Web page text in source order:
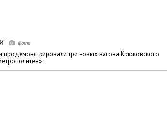
продемонстрировали три новых вагона Крюковского